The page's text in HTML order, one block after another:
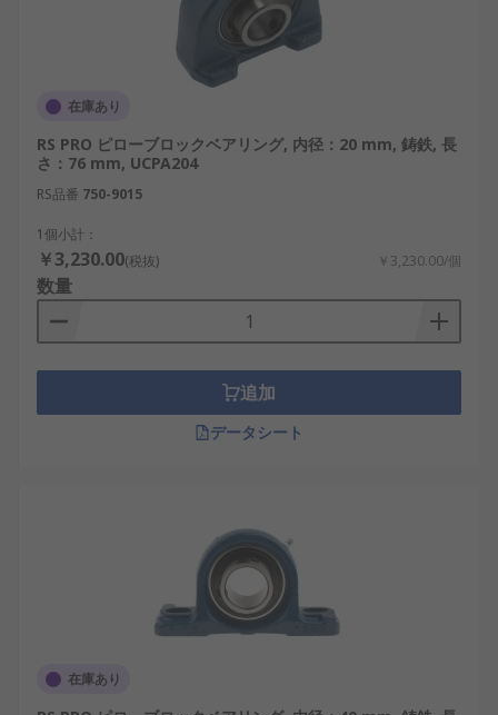
在庫あり
RS PRO ピローブロックベアリング, 内径：20 mm, 鋳鉄, 長
さ：76 mm, UCPA204
RS品番 750-9015
1個小計：
￥3,230.00(税抜) ￥3,230.00/個
数量
追加
データシート
在庫あり